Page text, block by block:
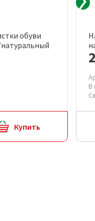
обуви
Купить
В